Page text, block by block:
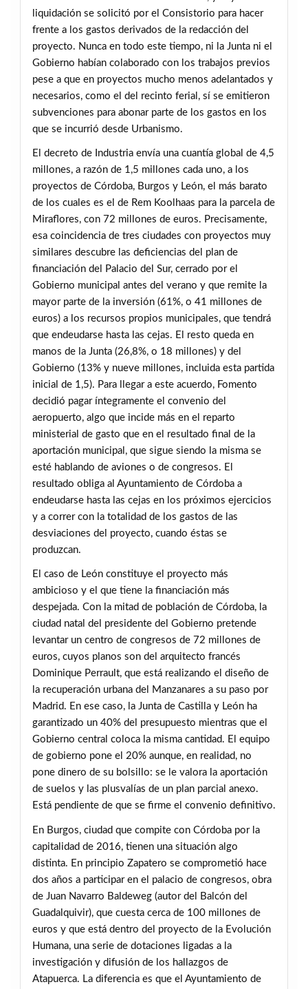
liquidación se solicitó por el Consistorio para hacer
frente a los gastos derivados de la redacción del
proyecto. Nunca en todo este tiempo, ni la Junta ni el
Gobierno habían colaborado con los trabajos previos
pese a que en proyectos mucho menos adelantados y
necesarios, como el del recinto ferial, sí se emitieron
subvenciones para abonar parte de los gastos en los
que se incurrió desde Urbanismo.
El decreto de Industria envía una cuantía global de 4,5
millones, a razón de 1,5 millones cada uno, a los
proyectos de Córdoba, Burgos y León, el más barato
de los cuales es el de Rem Koolhaas para la parcela de
Miraflores, con 72 millones de euros. Precisamente,
esa coincidencia de tres ciudades con proyectos muy
similares descubre las deficiencias del plan de
financiación del Palacio del Sur, cerrado por el
Gobierno municipal antes del verano y que remite la
mayor parte de la inversión (61%, o 41 millones de
euros) a los recursos propios municipales, que tendrá
que endeudarse hasta las cejas. El resto queda en
manos de la Junta (26,8%, o 18 millones) y del
Gobierno (13% y nueve millones, incluida esta partida
inicial de 1,5). Para llegar a este acuerdo, Fomento
decidió pagar íntegramente el convenio del
aeropuerto, algo que incide más en el reparto
ministerial de gasto que en el resultado final de la
aportación municipal, que sigue siendo la misma se
esté hablando de aviones o de congresos. El
resultado obliga al Ayuntamiento de Córdoba a
endeudarse hasta las cejas en los próximos ejercicios
y a correr con la totalidad de los gastos de las
desviaciones del proyecto, cuando éstas se
produzcan.
El caso de León constituye el proyecto más
ambicioso y el que tiene la financiación más
despejada. Con la mitad de población de Córdoba, la
ciudad natal del presidente del Gobierno pretende
levantar un centro de congresos de 72 millones de
euros, cuyos planos son del arquitecto francés
Dominique Perrault, que está realizando el diseño de
la recuperación urbana del Manzanares a su paso por
Madrid. En ese caso, la Junta de Castilla y León ha
garantizado un 40% del presupuesto mientras que el
Gobierno central coloca la misma cantidad. El equipo
de gobierno pone el 20% aunque, en realidad, no
pone dinero de su bolsillo: se le valora la aportación
de suelos y las plusvalías de un plan parcial anexo.
Está pendiente de que se firme el convenio definitivo.
En Burgos, ciudad que compite con Córdoba por la
capitalidad de 2016, tienen una situación algo
distinta. En principio Zapatero se comprometió hace
dos años a participar en el palacio de congresos, obra
de Juan Navarro Baldeweg (autor del Balcón del
Guadalquivir), que cuesta cerca de 100 millones de
euros y que está dentro del proyecto de la Evolución
Humana, una serie de dotaciones ligadas a la
investigación y difusión de los hallazgos de
Atapuerca. La diferencia es que el Ayuntamiento de